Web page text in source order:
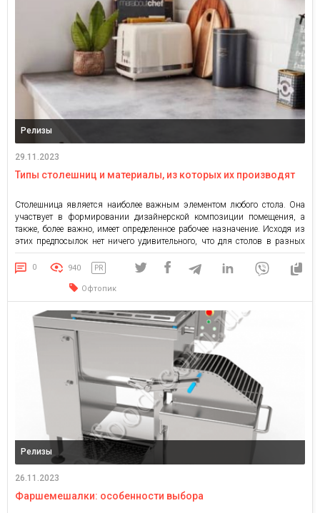
Релизы
29.11.2023
Типы столешниц и материалы, из которых их производят
Столешница является наиболее важным элементом любого стола. Она
участвует в формировании дизайнерской композиции помещения, а
также, более важно, имеет определенное рабочее назначение. Исходя из
этих предпосылок нет ничего удивительного, что для столов в разных
комнатах эта деталь будет разнообразной, причем отличаться одна от
другой иногда довольно существенно. К примеру, столешница для кухни
окажется не такой, […]
0 940 PR
Офтопик
Релизы
26.11.2023
Фаршемешалки: особенности выбора